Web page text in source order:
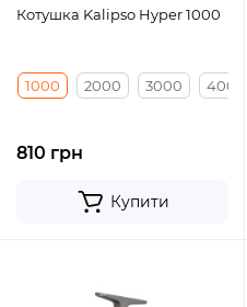
Котушка Kalipso Hyper 1000
1000 2000 3000 4000
810 грн
Купити